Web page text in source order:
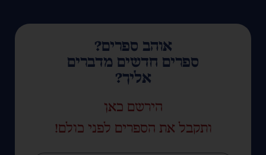
אוהב ספרים?
ספרים חדשים מדברים
אליך?
הירשם כאן
ותקבל את הספרים לפני כולם!